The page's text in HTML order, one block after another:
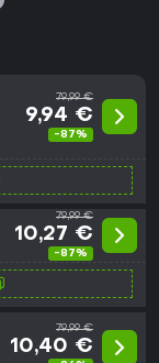
79,99 €
9,94 €
-87%
79,99 €
10,27 €
-87%
79,99 €
10,40 €